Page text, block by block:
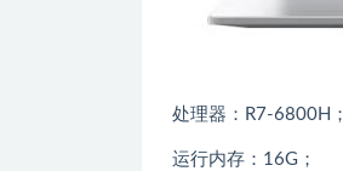
处理器：R7-6800H；
运行内存：16G；